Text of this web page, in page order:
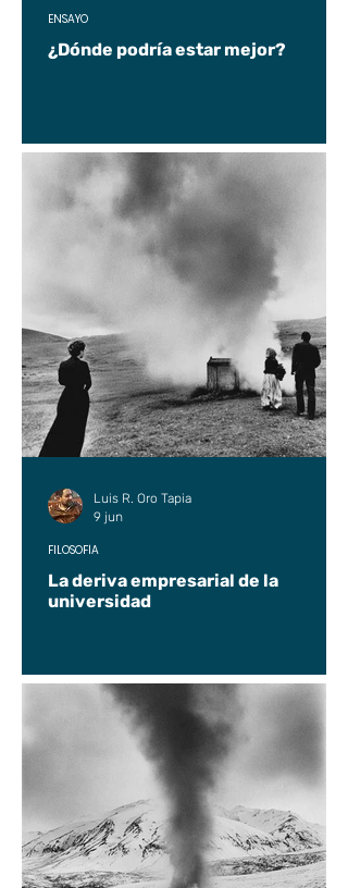
¿Dónde podría estar mejor?
ENSAYO
La deriva empresarial de la
universidad
FILOSOFÍA
Luis R. Oro Tapia
9 jun